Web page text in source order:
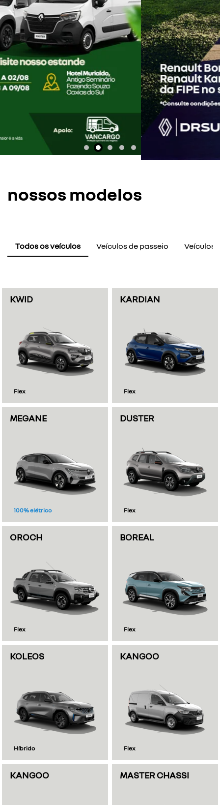
nossos modelos
Todos os veículos Veículos de passeio Veículos
KWID
Flex
KARDIAN
Flex
MEGANE
100% elétrico
DUSTER
Flex
OROCH
Flex
BOREAL
Flex
KOLEOS
Híbrido
KANGOO
Flex
KANGOO MASTER CHASSI